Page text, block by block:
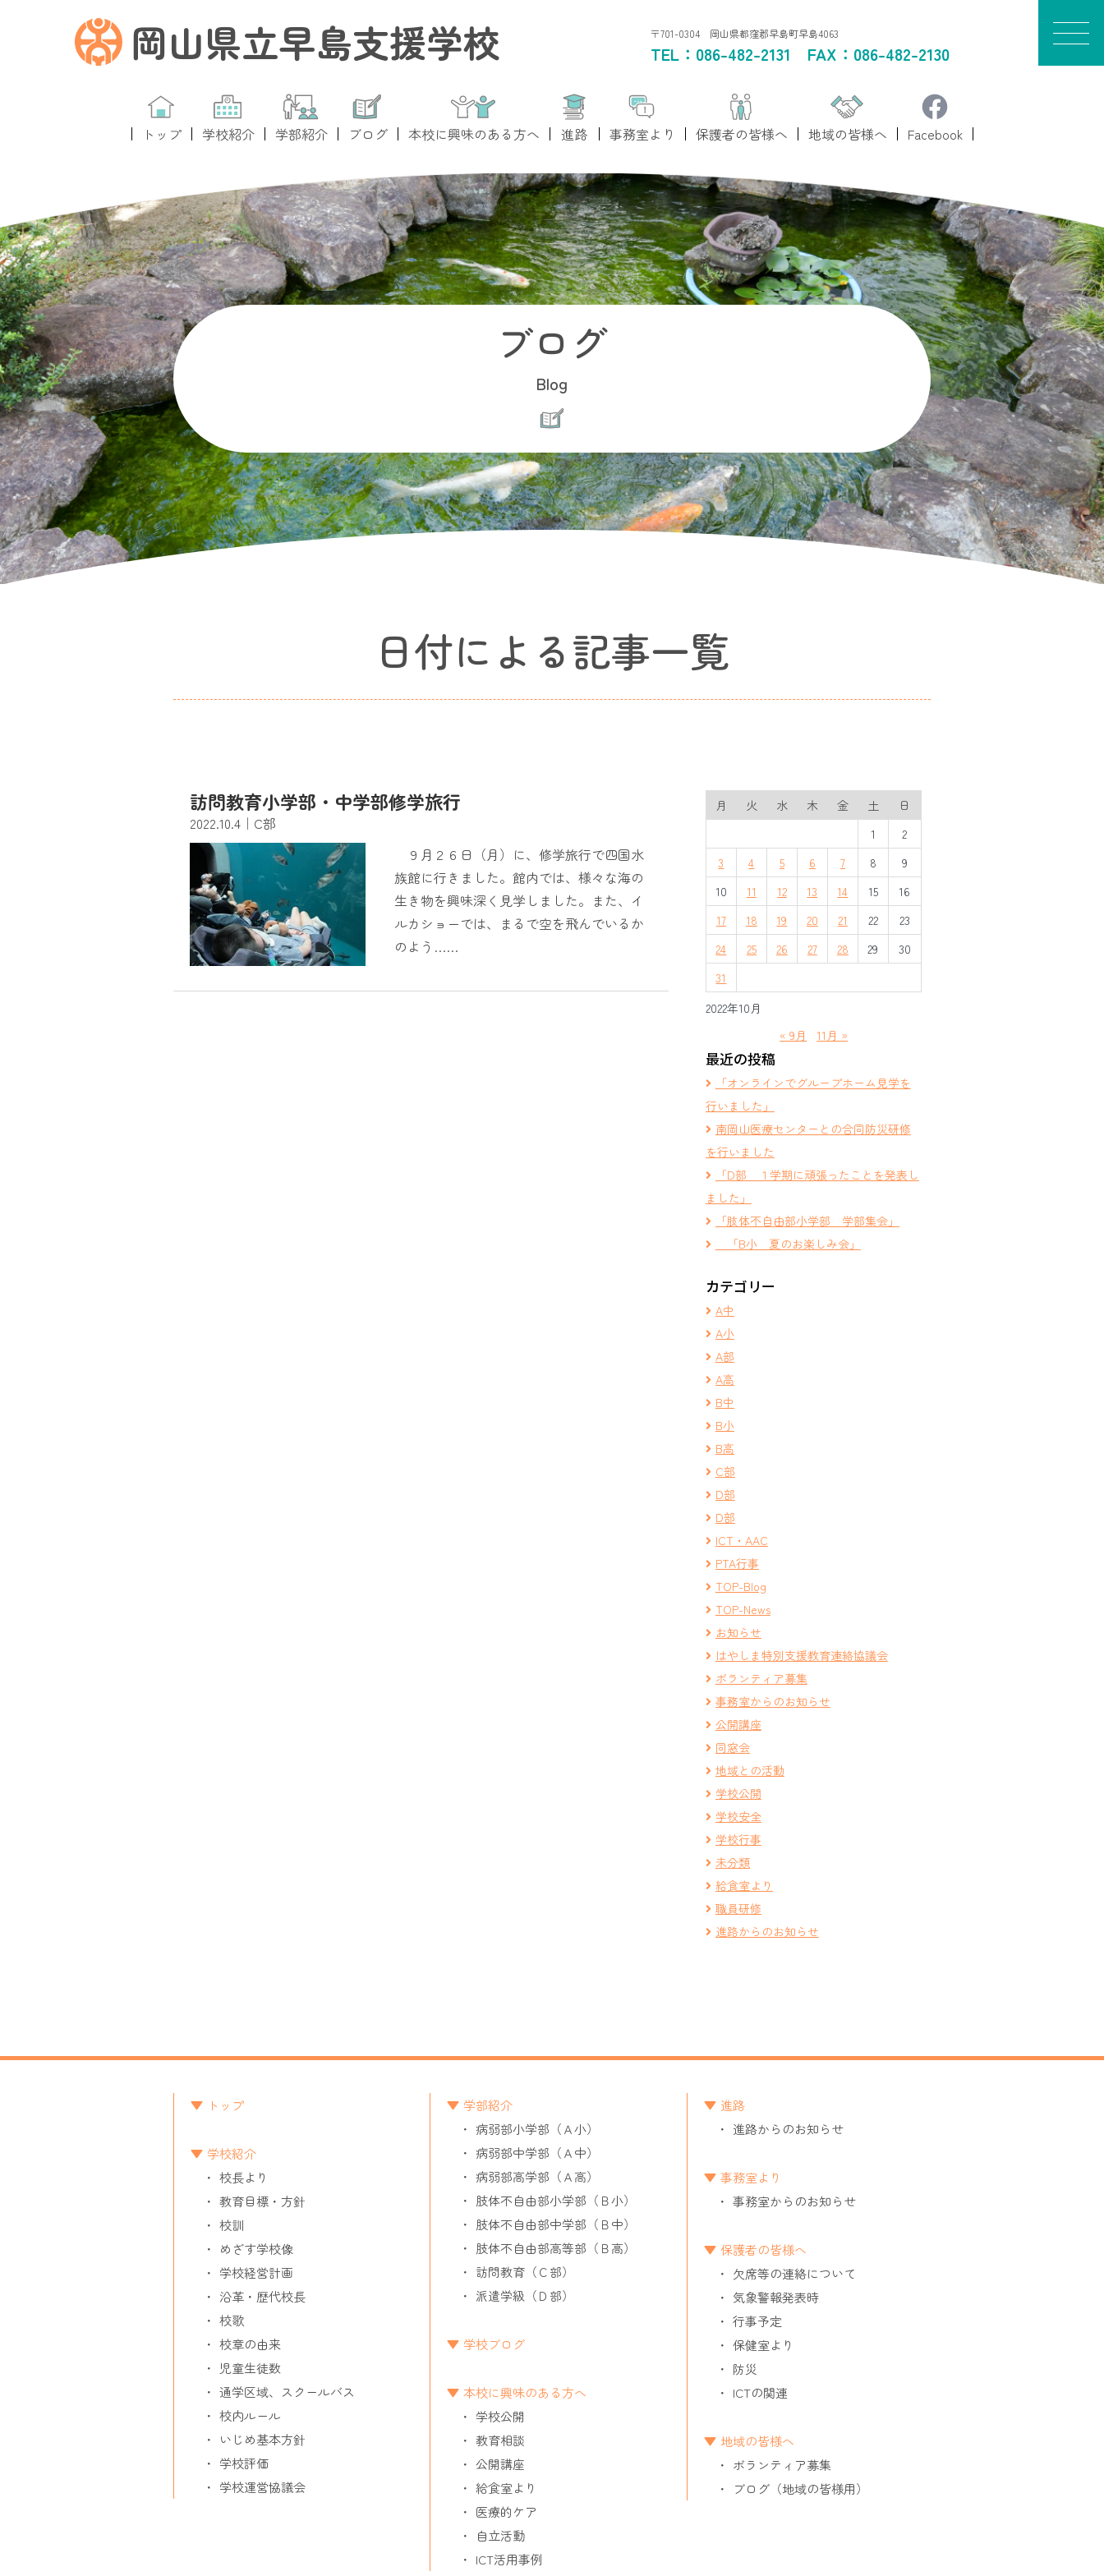
岡山県立早島支援学校 〒701-0304 岡山県都窪郡早島町早島4063
TEL： 086-482-2131 FAX：086-482-2130
トップ 学校紹介 学部紹介 ブログ 本校に興味のある方へ 進路 事務室より 保護者の皆様へ 地域の皆様へ Facebook
ブログ
Blog
日付による記事一覧
訪問教育小学部・中学部修学旅行
2022.10.4 ｜C部
９月２６日（月）に、修学旅行で四国水
族館に行きました。館内では、様々な海の
生き物を興味深く見学しました。また、イ
ルカショーでは、まるで空を飛んでいるか
のよう……
2022年10月
月 火 水 木 金 土
日
1
2
3
4 5 6 7 8
9
10
11 12 13 14 15
16
17
18 19 20 21 22
23
24
25 26 27 28 29
30
31
« 9月 11月 »
最近の投稿
「オンラインでグループホーム見学を
行いました」
南岡山医療センターとの合同防災研修
を行いました
「D部 １学期に頑張ったことを発表し
ました」
「肢体不自由部小学部 学部集会」
「B小 夏のお楽しみ会」
カテゴリー
A中
A小
A部
A高
B中
B小
B高
C部
D部
D部
ICT・AAC
PTA行事
TOP-Blog
TOP-News
お知らせ
はやしま特別支援教育連絡協議会
ボランティア募集
事務室からのお知らせ
公開講座
同窓会
地域との活動
学校公開
学校安全
学校行事
未分類
給食室より
職員研修
進路からのお知らせ
トップ
学校紹介
校長より
教育目標・方針
校訓
めざす学校像
学校経営計画
沿革・歴代校長
校歌
校章の由来
児童生徒数
通学区域、スクールバス
校内ルール
いじめ基本方針
学校評価
学校運営協議会
学部紹介
病弱部小学部（Ａ小）
病弱部中学部（Ａ中）
病弱部高学部（Ａ高）
肢体不自由部小学部（Ｂ小）
肢体不自由部中学部（Ｂ中）
肢体不自由部高等部（Ｂ高）
訪問教育（Ｃ部）
派遣学級（Ｄ部）
学校ブログ
本校に興味のある方へ
学校公開
教育相談
公開講座
給食室より
医療的ケア
自立活動
ICT活用事例
進路
進路からのお知らせ
事務室より
事務室からのお知らせ
保護者の皆様へ
欠席等の連絡について
気象警報発表時
行事予定
保健室より
防災
ICTの関連
地域の皆様へ
ボランティア募集
ブログ（地域の皆様用）